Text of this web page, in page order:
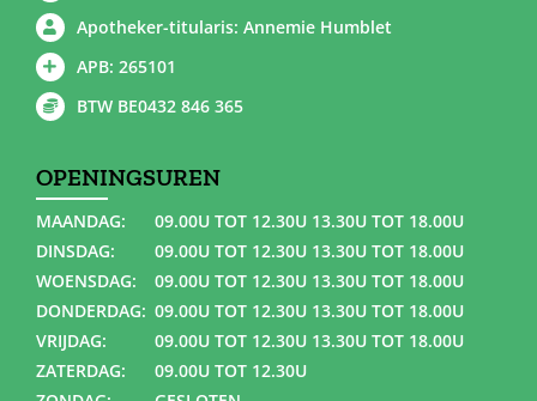
Apotheker-titularis: Annemie Humblet
APB: 265101
BTW BE0432 846 365
OPENINGSUREN
MAANDAG:
09.00U TOT 12.30U 13.30U TOT 18.00U
DINSDAG:
09.00U TOT 12.30U 13.30U TOT 18.00U
WOENSDAG:
09.00U TOT 12.30U 13.30U TOT 18.00U
DONDERDAG: 09.00U TOT 12.30U 13.30U TOT 18.00U
VRIJDAG:
09.00U TOT 12.30U 13.30U TOT 18.00U
ZATERDAG:
09.00U TOT 12.30U